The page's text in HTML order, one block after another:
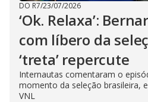
DO R7/23/07/2026
‘Ok. Relaxa’:
com líbero da
‘treta’ repercute
Internautas comentaram o
momento da seleção brasileira,
VNL